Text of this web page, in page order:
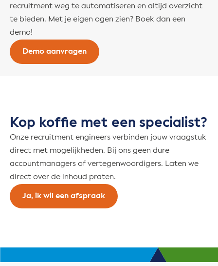
recruitment weg te automatiseren en altijd overzicht
te bieden. Met je eigen ogen zien? Boek dan een
demo!
Demo aanvragen
Kop koffie met een specialist?
Onze recruitment engineers verbinden jouw vraagstuk
direct met mogelijkheden. Bij ons geen dure
accountmanagers of vertegenwoordigers. Laten we
direct over de inhoud praten.
Ja, ik wil een afspraak